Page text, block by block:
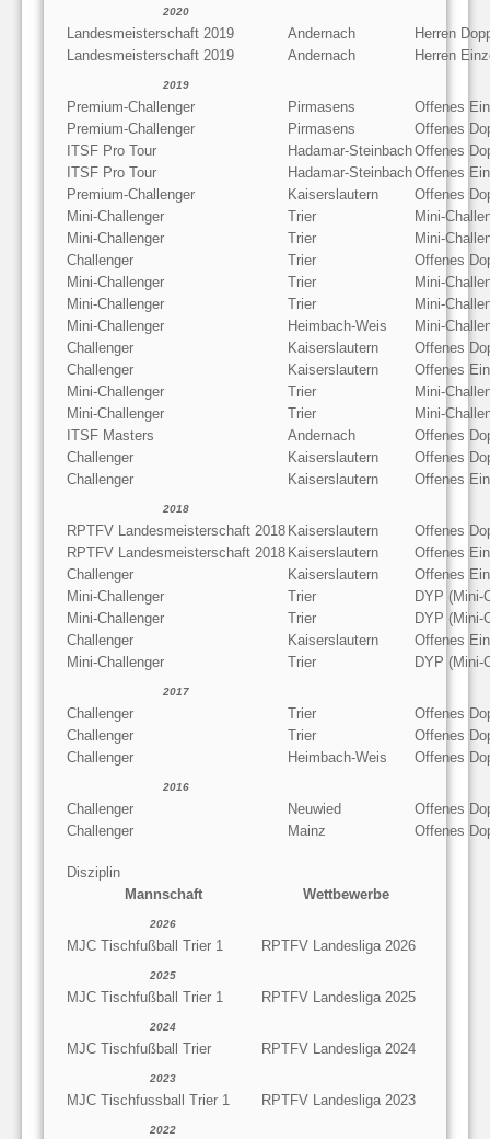
2020
Landesmeisterschaft 2019 Andernach
Herren
Landesmeisterschaft 2019
Andernach Herren
2019
Premium-Challenger Pirmasens
Offenes
Premium-Challenger
Pirmasens
Offenes
ITSF Pro Tour
Hadamar-SteinbachOffenes
ITSF Pro Tour
Hadamar-SteinbachOffenes
Premium-Challenger
Kaiserslautern
Offenes
Mini-Challenger
Trier
Mini-
Mini-Challenger
Trier
Mini-
Challenger
Trier
Offenes
Mini-Challenger
Trier
Mini-
Mini-Challenger
Trier
Mini-
Mini-Challenger
Heimbach-Weis
Mini-
Challenger
Kaiserslautern
Offenes
Challenger
Kaiserslautern
Offenes
Mini-Challenger
Trier
Mini-
Mini-Challenger
Trier
Mini-
ITSF Masters
Andernach
Offenes
Challenger
Kaiserslautern
Offenes
Challenger
Kaiserslautern Offenes
2018
RPTFV Landesmeisterschaft 2018 Kaiserslautern
Offenes
RPTFV Landesmeisterschaft 2018 Kaiserslautern
Offenes
Challenger
Kaiserslautern
Offenes
Mini-Challenger
Trier
DYP (Mini-
Mini-Challenger
Trier
DYP (Mini-
Challenger
Kaiserslautern
Offenes
Mini-Challenger
Trier DYP (Mini-
2017
Challenger Trier
Offenes
Challenger
Trier
Offenes
Challenger
Heimbach-Weis Offenes
2016
Challenger Neuwied
Offenes
Challenger
Mainz Offenes
Disziplin
Mannschaft
Wettbewerbe
2026
MJC Tischfußball Trier 1 RPTFV Landesliga 2026
2025
MJC Tischfußball Trier 1 RPTFV Landesliga 2025
2024
MJC Tischfußball Trier RPTFV Landesliga 2024
2023
MJC Tischfussball Trier 1 RPTFV Landesliga 2023
2022